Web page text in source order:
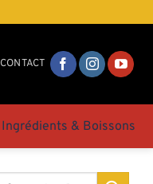
CONTACT
Ingrédients & Boissons